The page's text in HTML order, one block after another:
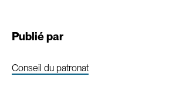
Publié par
Conseil du patronat